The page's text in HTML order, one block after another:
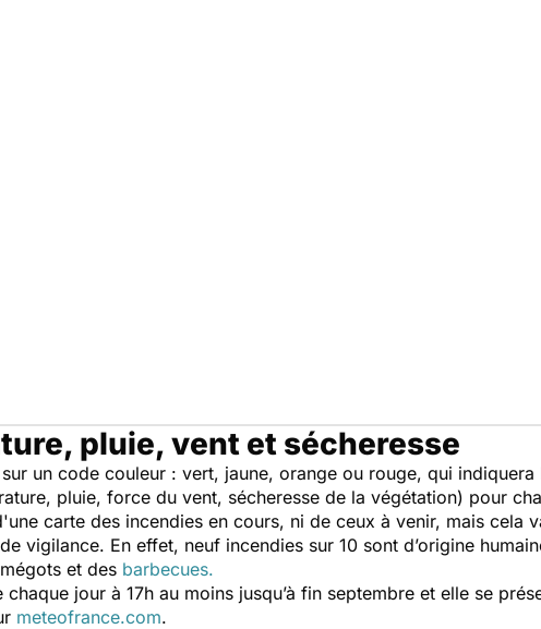
pluie, vent et sécheresse
un code couleur : vert, jaune, orange ou rouge, qui
pluie, force du vent, sécheresse de la végétation) pour
carte des incendies en cours, ni de ceux à venir, mais cela
vigilance. En effet, neuf incendies sur 10 sont d’origine
et des barbecues.
chaque jour à 17h au moins jusqu’à fin septembre et elle se
meteofrance.com.